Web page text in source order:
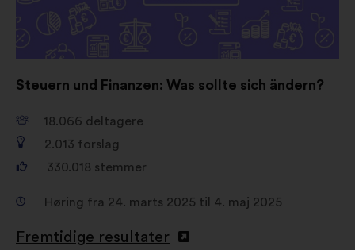
Steuern und Finanzen: Was sollte sich ändern?
18.066 deltagere
2.013 forslag
330.018 stemmer
Høring fra 24. marts 2025 til 4. maj 2025
Fremtidige resultater